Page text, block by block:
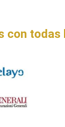
con todas